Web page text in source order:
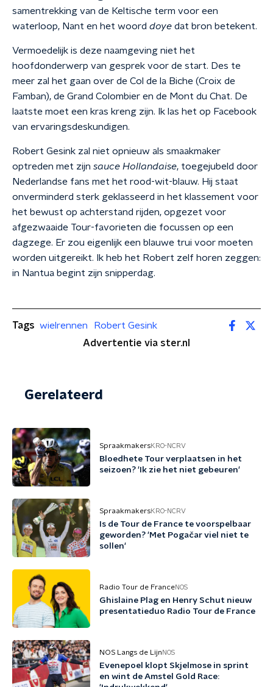
samentrekking van de Keltische term voor een
waterloop, Nant en het woord doye dat bron betekent.
Vermoedelijk is deze naamgeving niet het
hoofdonderwerp van gesprek voor de start. Des te
meer zal het gaan over de Col de la Biche (Croix de
Famban), de Grand Colombier en de Mont du Chat. De
laatste moet een kras kreng zijn. Ik las het op Facebook
van ervaringsdeskundigen.
Robert Gesink zal niet opnieuw als smaakmaker
optreden met zijn sauce Hollandaise, toegejubeld door
Nederlandse fans met het rood-wit-blauw. Hij staat
onverminderd sterk geklasseerd in het klassement voor
het bewust op achterstand rijden, opgezet voor
afgezwaaide Tour-favorieten die focussen op een
dagzege. Er zou eigenlijk een blauwe trui voor moeten
worden uitgereikt. Ik heb het Robert zelf horen zeggen:
in Nantua begint zijn snipperdag.
Tags wielrennen
Robert Gesink
Advertentie via ster.nl
Gerelateerd
SpraakmakersKRO-NCRV
Bloedhete Tour verplaatsen in het
seizoen? 'Ik zie het niet gebeuren'
SpraakmakersKRO-NCRV
Is de Tour de France te voorspelbaar
geworden? 'Met Pogačar viel niet te
sollen'
Radio Tour de FranceNOS
Ghislaine Plag en Henry Schut nieuw
presentatieduo Radio Tour de France
NOS Langs de Lijn NOS
Evenepoel klopt Skjelmose in sprint
en wint de Amstel Gold Race: